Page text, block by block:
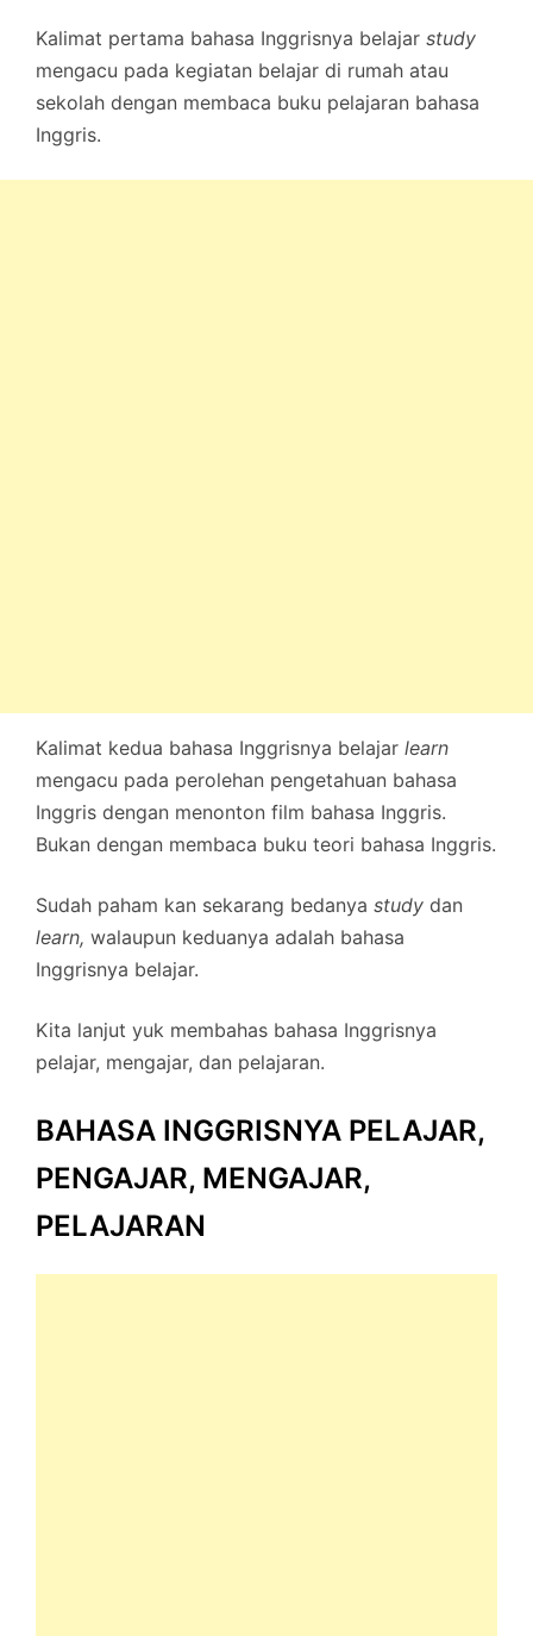
Kalimat pertama bahasa Inggrisnya belajar study
mengacu pada kegiatan belajar di rumah atau
sekolah dengan membaca buku pelajaran bahasa
Inggris.
Kalimat kedua bahasa Inggrisnya belajar learn
mengacu pada perolehan pengetahuan bahasa
Inggris dengan menonton film bahasa Inggris.
Bukan dengan membaca buku teori bahasa Inggris.
Sudah paham kan sekarang bedanya study dan
learn, walaupun keduanya adalah bahasa
Inggrisnya belajar.
Kita lanjut yuk membahas bahasa Inggrisnya
pelajar, mengajar, dan pelajaran.
BAHASA INGGRISNYA PELAJAR,
PENGAJAR, MENGAJAR,
PELAJARAN